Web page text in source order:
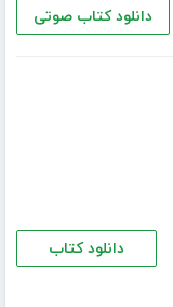
دانلود کتاب صوتی
دانلود کتاب